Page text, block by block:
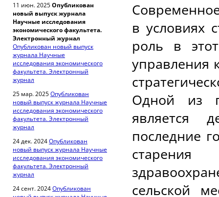
11 июн. 2025Опубликован
новый выпуск журнала
Научные исследования
экономического факультета.
Электронный журнал
Опубликован новый выпуск
журнала Научные
исследования экономического
факультета. Электронный
журнал
25 мар. 2025Опубликован
новый выпуск журнала Научные
исследования экономического
факультета. Электронный
журнал
24 дек. 2024Опубликован
новый выпуск журнала Научные
исследования экономического
факультета. Электронный
журнал
24 сент. 2024Опубликован
в условиях
роль в
управления
Одной из
является
последние
сельской